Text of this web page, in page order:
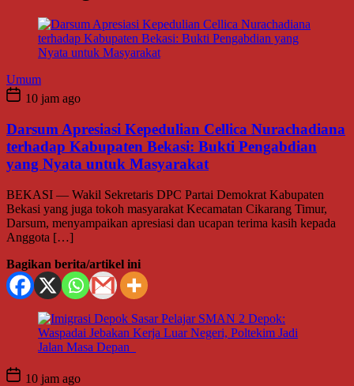
Umum
10 jam ago
Darsum Apresiasi Kepedulian Cellica Nurachadiana
terhadap Kabupaten Bekasi: Bukti Pengabdian
yang Nyata untuk Masyarakat
BEKASI — Wakil Sekretaris DPC Partai Demokrat Kabupaten
Bekasi yang juga tokoh masyarakat Kecamatan Cikarang Timur,
Darsum, menyampaikan apresiasi dan ucapan terima kasih kepada
Anggota […]
Bagikan berita/artikel ini
10 jam ago